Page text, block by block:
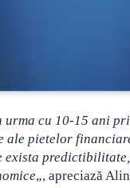
urma cu 10-15 ani
ale pietelor
exista
„, apreciază